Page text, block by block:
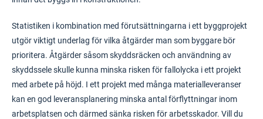
Statistiken i kombination med förutsättningarna i ett byggprojekt
utgör viktigt underlag för vilka åtgärder man som byggare bör
prioritera. Åtgärder såsom skyddsräcken och användning av
skyddssele skulle kunna minska risken för fallolycka i ett projekt
med arbete på höjd. I ett projekt med många materialleveranser
kan en god leveransplanering minska antal förflyttningar inom
arbetsplatsen och därmed sänka risken för arbetsskador. Vill du